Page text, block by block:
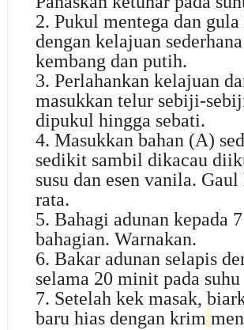
2. Pukul mentega dan gula
dengan kelajuan
kembang dan putih.
3. Perlahankan kelajuan
masukkan telur sebiji-
dipukul hingga sebati.
4. Masukkan bahan (A)
sedikit sambil dikacau
susu dan esen vanila.
rata.
5. Bahagi adunan kepada 7
bahagian. Warnakan.
6. Bakar adunan selapis
selama 20 minit pada
7. Setelah kek masak,
baru hias dengan krim